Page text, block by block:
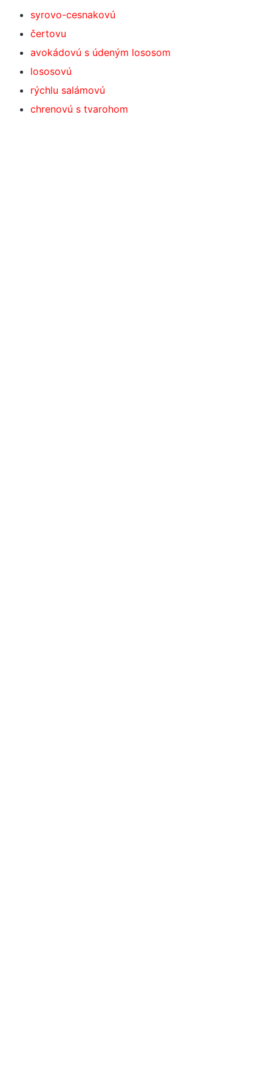
syrovo-cesnakovú
čertovu
avokádovú s údeným lososom
lososovú
rýchlu salámovú
chrenovú s tvarohom